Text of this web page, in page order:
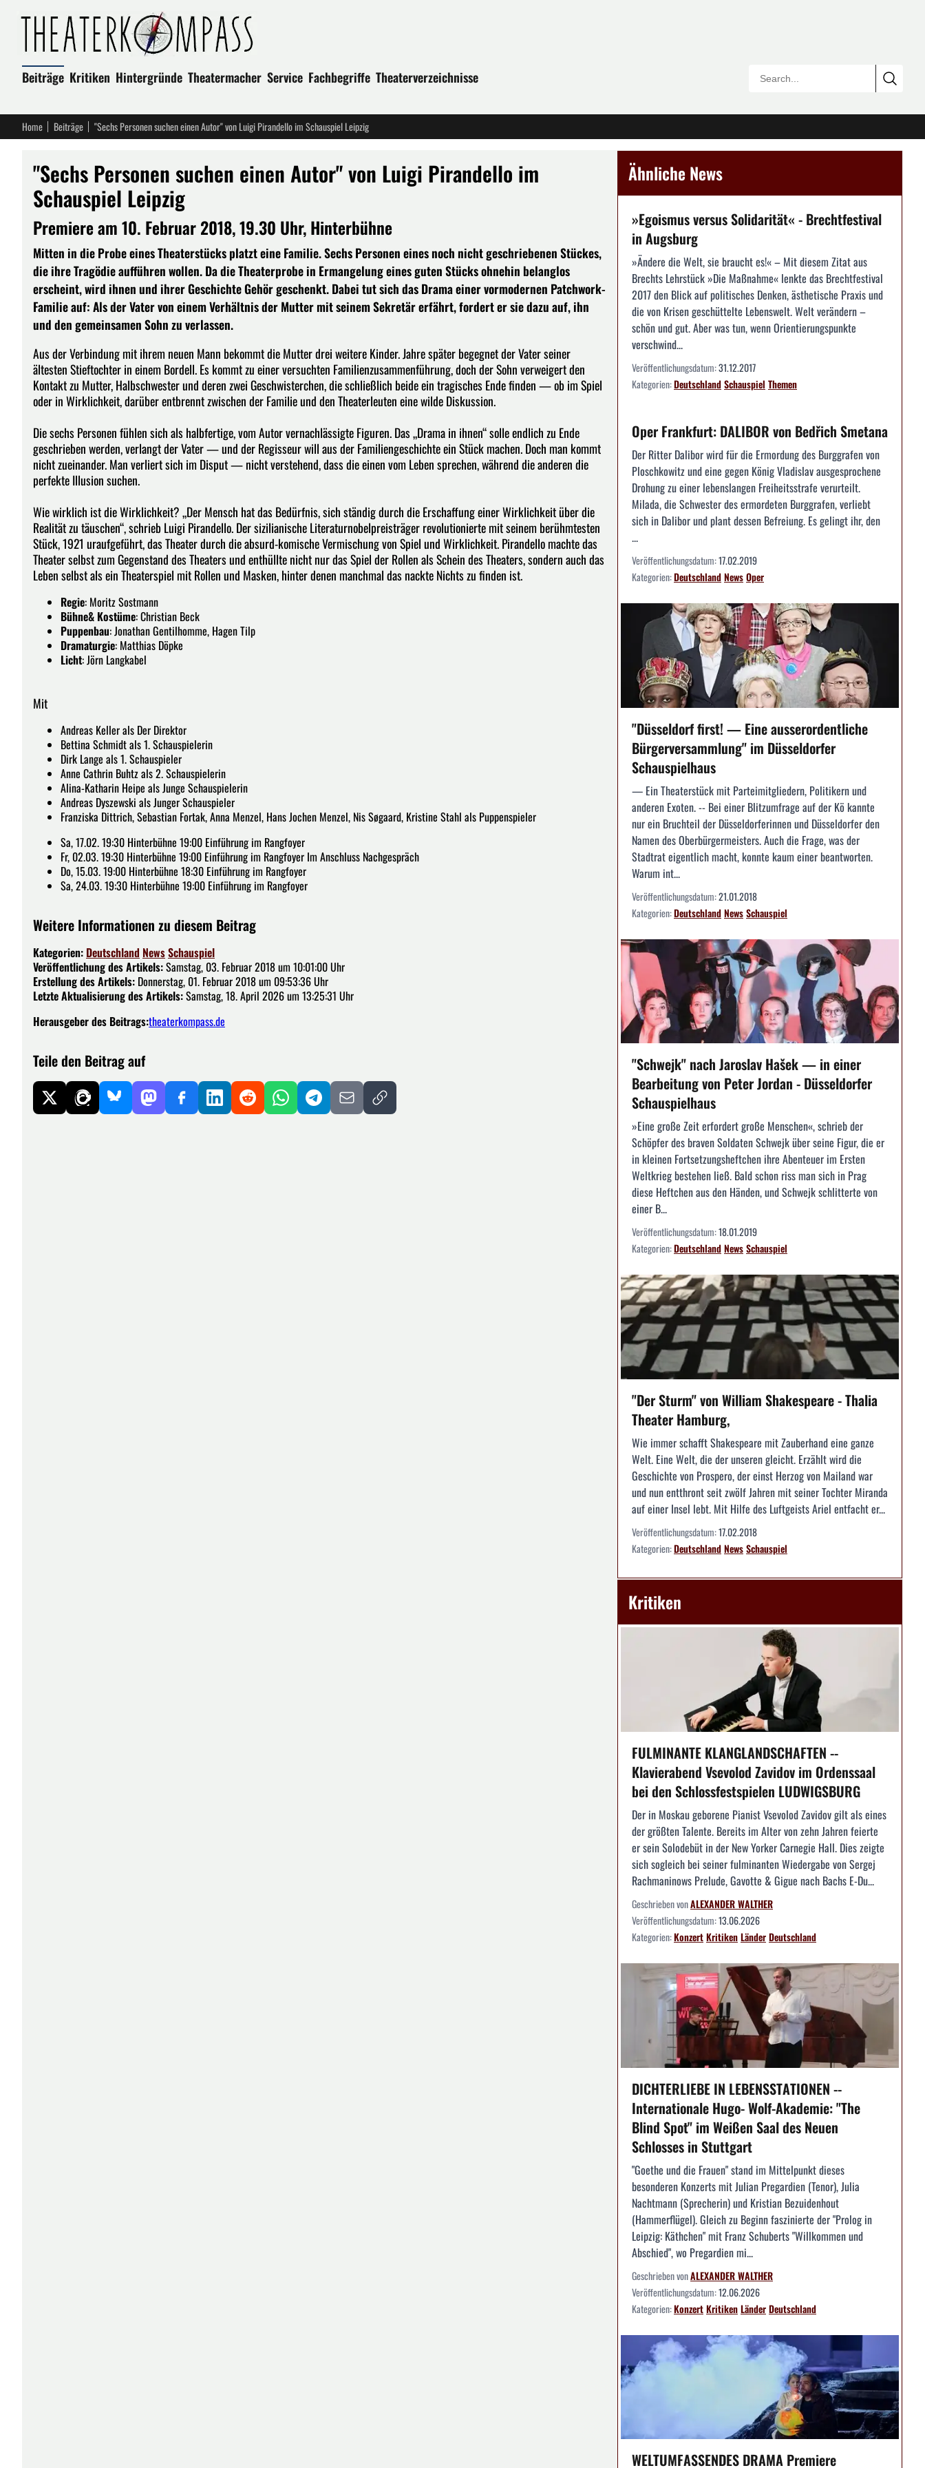
Beiträge Kritiken Hintergründe Theatermacher Service Fachbegriffe Theaterverzeichnisse
Home Beiträge "Sechs Personen suchen einen Autor" von Luigi Pirandello im Schauspiel Leipzig
"Sechs Personen suchen einen Autor" von Luigi Pirandello im
Schauspiel Leipzig
Premiere am 10. Februar 2018, 19.30 Uhr, Hinterbühne
Mitten in die Probe eines Theaterstücks platzt eine Familie. Sechs Personen eines noch nicht geschriebenen Stückes,
die ihre Tragödie aufführen wollen. Da die Theaterprobe in Ermangelung eines guten Stücks ohnehin belanglos
erscheint, wird ihnen und ihrer Geschichte Gehör geschenkt. Dabei tut sich das Drama einer vormodernen Patchwork-
Familie auf: Als der Vater von einem Verhältnis der Mutter mit seinem Sekretär erfährt, fordert er sie dazu auf, ihn
und den gemeinsamen Sohn zu verlassen.
Aus der Verbindung mit ihrem neuen Mann bekommt die Mutter drei weitere Kinder. Jahre später begegnet der Vater seiner
ältesten Stieftochter in einem Bordell. Es kommt zu einer versuchten Familienzusammenführung, doch der Sohn verweigert den
Kontakt zu Mutter, Halbschwester und deren zwei Geschwisterchen, die schließlich beide ein tragisches Ende finden — ob im Spiel
oder in Wirklichkeit, darüber entbrennt zwischen der Familie und den Theaterleuten eine wilde Diskussion.
Die sechs Personen fühlen sich als halbfertige, vom Autor vernachlässigte Figuren. Das „Drama in ihnen“ solle endlich zu Ende
geschrieben werden, verlangt der Vater — und der Regisseur will aus der Familiengeschichte ein Stück machen. Doch man kommt
nicht zueinander. Man verliert sich im Disput — nicht verstehend, dass die einen vom Leben sprechen, während die anderen die
perfekte Illusion suchen.
Wie wirklich ist die Wirklichkeit? „Der Mensch hat das Bedürfnis, sich ständig durch die Erschaffung einer Wirklichkeit über die
Realität zu täuschen“, schrieb Luigi Pirandello. Der sizilianische Literaturnobelpreisträger revolutionierte mit seinem berühmtesten
Stück, 1921 uraufgeführt, das Theater durch die absurd-komische Vermischung von Spiel und Wirklichkeit. Pirandello machte das
Theater selbst zum Gegenstand des Theaters und enthüllte nicht nur das Spiel der Rollen als Schein des Theaters, sondern auch das
Leben selbst als ein Theaterspiel mit Rollen und Masken, hinter denen manchmal das nackte Nichts zu finden ist.
Regie: Moritz Sostmann
Bühne& Kostüme: Christian Beck
Puppenbau: Jonathan Gentilhomme, Hagen Tilp
Dramaturgie: Matthias Döpke
Licht: Jörn Langkabel
Mit
Andreas Keller als Der Direktor
Bettina Schmidt als 1. Schauspielerin
Dirk Lange als 1. Schauspieler
Anne Cathrin Buhtz als 2. Schauspielerin
Alina-Katharin Heipe als Junge Schauspielerin
Andreas Dyszewski als Junger Schauspieler
Franziska Dittrich, Sebastian Fortak, Anna Menzel, Hans Jochen Menzel, Nis Søgaard, Kristine Stahl als Puppenspieler
Sa, 17.02. 19:30 Hinterbühne 19:00 Einführung im Rangfoyer
Fr, 02.03. 19:30 Hinterbühne 19:00 Einführung im Rangfoyer Im Anschluss Nachgespräch
Do, 15.03. 19:00 Hinterbühne 18:30 Einführung im Rangfoyer
Sa, 24.03. 19:30 Hinterbühne 19:00 Einführung im Rangfoyer
Weitere Informationen zu diesem Beitrag
Kategorien: Deutschland NewsSchauspiel
Veröffentlichung des Artikels:Samstag, 03. Februar 2018 um 10:01:00 Uhr
Erstellung des Artikels: Donnerstag, 01. Februar 2018 um 09:53:36 Uhr
Letzte Aktualisierung des Artikels:Samstag, 18. April 2026 um 13:25:31 Uhr
Herausgeber des Beitrags:theaterkompass.de
Teile den Beitrag auf
Ähnliche News
»Egoismus versus Solidarität« - Brechtfestival
in Augsburg
»Ändere die Welt, sie braucht es!« – Mit diesem Zitat aus
Brechts Lehrstück »Die Maßnahme« lenkte das Brechtfestival
2017 den Blick auf politisches Denken, ästhetische Praxis und
die von Krisen geschüttelte Lebenswelt. Welt verändern –
schön und gut. Aber was tun, wenn Orientierungspunkte
verschwind...
Veröffentlichungsdatum:31.12.2017
Kategorien:DeutschlandSchauspiel Themen
Oper Frankfurt: DALIBOR von Bedřich Smetana
Der Ritter Dalibor wird für die Ermordung des Burggrafen von
Ploschkowitz und eine gegen König Vladislav ausgesprochene
Drohung zu einer lebenslangen Freiheitsstrafe verurteilt.
Milada, die Schwester des ermordeten Burggrafen, verliebt
sich in Dalibor und plant dessen Befreiung. Es gelingt ihr, den
...
Veröffentlichungsdatum:17.02.2019
Kategorien:DeutschlandNewsOper
"Düsseldorf first! — Eine ausserordentliche
Bürgerversammlung" im Düsseldorfer
Schauspielhaus
— Ein Theaterstück mit Parteimitgliedern, Politikern und
anderen Exoten. -- Bei einer Blitzumfrage auf der Kö kannte
nur ein Bruchteil der Düsseldorferinnen und Düsseldorfer den
Namen des Oberbürgermeisters. Auch die Frage, was der
Stadtrat eigentlich macht, konnte kaum einer beantworten.
Warum int...
Veröffentlichungsdatum:21.01.2018
Kategorien:DeutschlandNewsSchauspiel
"Schwejk" nach Jaroslav Hašek — in einer
Bearbeitung von Peter Jordan - Düsseldorfer
Schauspielhaus
»Eine große Zeit erfordert große Menschen«, schrieb der
Schöpfer des braven Soldaten Schwejk über seine Figur, die er
in kleinen Fortsetzungsheftchen ihre Abenteuer im Ersten
Weltkrieg bestehen ließ. Bald schon riss man sich in Prag
diese Heftchen aus den Händen, und Schwejk schlitterte von
einer B...
Veröffentlichungsdatum:18.01.2019
Kategorien:DeutschlandNewsSchauspiel
"Der Sturm" von William Shakespeare - Thalia
Theater Hamburg,
Wie immer schafft Shakespeare mit Zauberhand eine ganze
Welt. Eine Welt, die der unseren gleicht. Erzählt wird die
Geschichte von Prospero, der einst Herzog von Mailand war
und nun entthront seit zwölf Jahren mit seiner Tochter Miranda
auf einer Insel lebt. Mit Hilfe des Luftgeists Ariel entfacht er...
Veröffentlichungsdatum:17.02.2018
Kategorien:DeutschlandNewsSchauspiel
Kritiken
FULMINANTE KLANGLANDSCHAFTEN --
Klavierabend Vsevolod Zavidov im Ordenssaal
bei den Schlossfestspielen LUDWIGSBURG
Der in Moskau geborene Pianist Vsevolod Zavidov gilt als eines
der größten Talente. Bereits im Alter von zehn Jahren feierte
er sein Solodebüt in der New Yorker Carnegie Hall. Dies zeigte
sich sogleich bei seiner fulminanten Wiedergabe von Sergej
Rachmaninows Prelude, Gavotte & Gigue nach Bachs E-Du...
Geschrieben vonALEXANDER WALTHER
Veröffentlichungsdatum:13.06.2026
Kategorien:KonzertKritikenLänderDeutschland
DICHTERLIEBE IN LEBENSSTATIONEN --
Internationale Hugo- Wolf-Akademie: "The
Blind Spot" im Weißen Saal des Neuen
Schlosses in Stuttgart
"Goethe und die Frauen" stand im Mittelpunkt dieses
besonderen Konzerts mit Julian Pregardien (Tenor), Julia
Nachtmann (Sprecherin) und Kristian Bezuidenhout
(Hammerflügel). Gleich zu Beginn faszinierte der "Prolog in
Leipzig: Käthchen" mit Franz Schuberts "Willkommen und
Abschied", wo Pregardien mi...
Geschrieben vonALEXANDER WALTHER
Veröffentlichungsdatum:12.06.2026
Kategorien:KonzertKritikenLänderDeutschland
WELTUMFASSENDES DRAMA Premiere